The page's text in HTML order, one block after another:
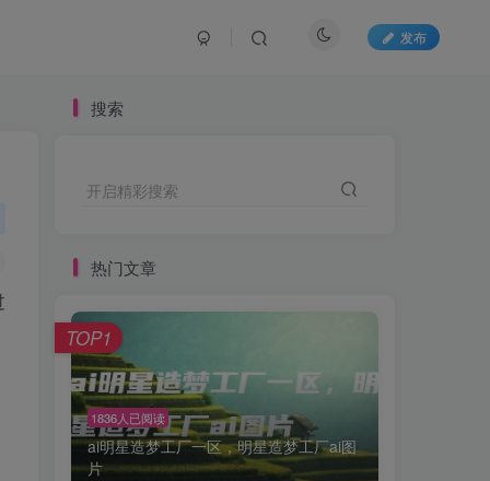
发布
搜索
开启精彩搜索
热门文章
1836人已阅读
ai明星造梦工厂一区，明星造梦工厂ai图
片
TOP1